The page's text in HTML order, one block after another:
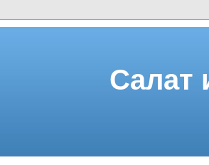
Салат